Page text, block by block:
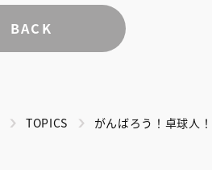
BACK
TOPICS がんばろう！卓球人